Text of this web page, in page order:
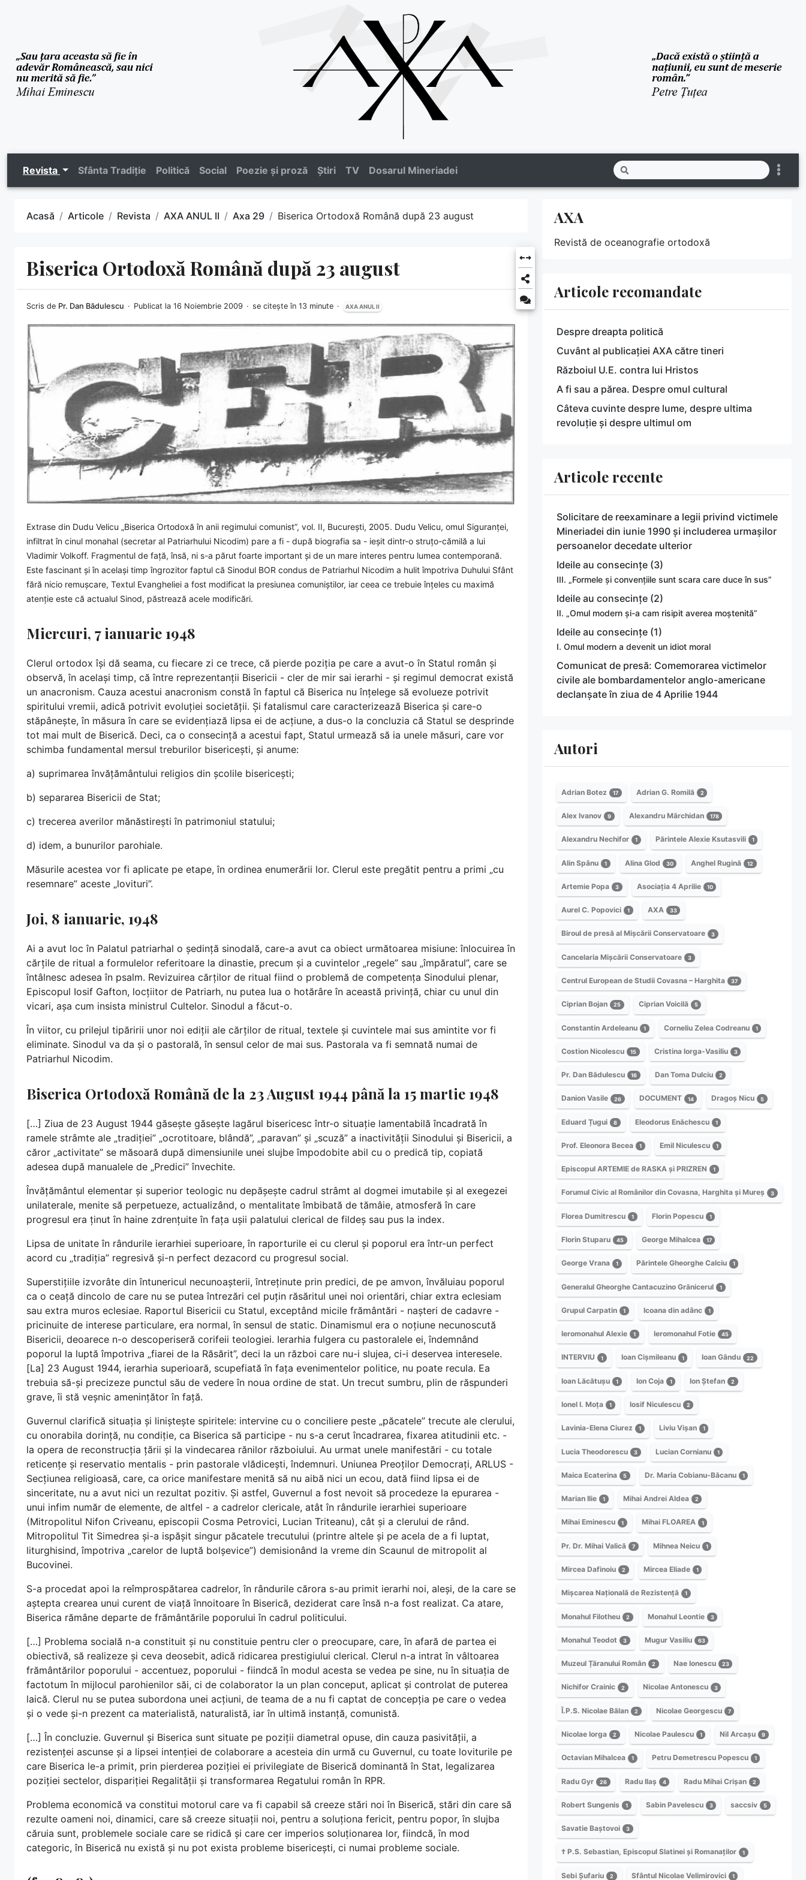
Revista Sfânta Tradiție Politică Social Poezie și proză Știri TV Dosarul Mineriadei
Acasă Articole Revista AXA ANUL II Axa 29 Biserica Ortodoxă Română după 23 august
Biserica Ortodoxă Română după 23 august
Scris de Pr. Dan Bădulescu Publicat la 16 Noiembrie 2009 se citește în 13 minute AXA ANUL II
Extrase din Dudu Velicu „Biserica Ortodoxă în anii regimului comunist”, vol. II, București, 2005. Dudu Velicu, omul Siguranței,
infiltrat în cinul monahal (secretar al Patriarhului Nicodim) pare a fi - după biografia sa - ieșit dintr-o struțo-cămilă a lui
Vladimir Volkoff. Fragmentul de față, însă, ni s-a părut foarte important și de un mare interes pentru lumea contemporană.
Este fascinant și în același timp îngrozitor faptul că Sinodul BOR condus de Patriarhul Nicodim a hulit împotriva Duhului Sfânt
fără nicio remușcare, Textul Evangheliei a fost modificat la presiunea comuniștilor, iar ceea ce trebuie înțeles cu maximă
atenție este că actualul Sinod, păstrează acele modificări.
Miercuri, 7 ianuarie 1948
Clerul ortodox își dă seama, cu fiecare zi ce trece, că pierde poziția pe care a avut-o în Statul român și
observă, în același timp, că între reprezentanții Bisericii - cler de mir sai ierarhi - și regimul democrat există
un anacronism. Cauza acestui anacronism constă în faptul că Biserica nu înțelege să evolueze potrivit
spiritului vremii, adică potrivit evoluției societății. Și fatalismul care caracterizează Biserica și care-o
stăpânește, în măsura în care se evidențiază lipsa ei de acțiune, a dus-o la concluzia că Statul se desprinde
tot mai mult de Biserică. Deci, ca o consecință a acestui fapt, Statul urmează să ia unele măsuri, care vor
schimba fundamental mersul treburilor bisericești, și anume:
a) suprimarea învățământului religios din școlile bisericești;
b) separarea Bisericii de Stat;
c) trecerea averilor mănăstirești în patrimoniul statului;
d) idem, a bunurilor parohiale.
Măsurile acestea vor fi aplicate pe etape, în ordinea enumerării lor. Clerul este pregătit pentru a primi „cu
resemnare” aceste „lovituri”.
Joi, 8 ianuarie, 1948
Ai a avut loc în Palatul patriarhal o ședință sinodală, care-a avut ca obiect următoarea misiune: înlocuirea în
cărțile de ritual a formulelor referitoare la dinastie, precum și a cuvintelor „regele” sau „împăratul”, care se
întâlnesc adesea în psalm. Revizuirea cărților de ritual fiind o problemă de competența Sinodului plenar,
Episcopul Iosif Gafton, locțiitor de Patriarh, nu putea lua o hotărâre în această privință, chiar cu unul din
vicari, așa cum insista ministrul Cultelor. Sinodul a făcut-o.
În viitor, cu prilejul tipăririi unor noi ediții ale cărților de ritual, textele și cuvintele mai sus amintite vor fi
eliminate. Sinodul va da și o pastorală, în sensul celor de mai sus. Pastorala va fi semnată numai de
Patriarhul Nicodim.
Biserica Ortodoxă Română de la 23 August 1944 până la 15 martie 1948
[…] Ziua de 23 August 1944 găsește găsește lagărul bisericesc într-o situație lamentabilă încadrată în
ramele strâmte ale „tradiției” „ocrotitoare, blândă”, „paravan” și „scuză” a inactivității Sinodului și Bisericii, a
căror „activitate” se măsoară după dimensiunile unei slujbe împodobite abil cu o predică tip, copiată
adesea după manualele de „Predici” învechite.
Învățământul elementar și superior teologic nu depășește cadrul strâmt al dogmei imutabile și al exegezei
unilaterale, menite să perpetueze, actualizând, o mentalitate îmbibată de tămâie, atmosferă în care
progresul era ținut în haine zdrențuite în fața ușii palatului clerical de fildeș sau pus la index.
Lipsa de unitate în rândurile ierarhiei superioare, în raporturile ei cu clerul și poporul era într-un perfect
acord cu „tradiția” regresivă și-n perfect dezacord cu progresul social.
Superstițiile izvorâte din întunericul necunoașterii, întreținute prin predici, de pe amvon, învăluiau poporul
ca o ceață dincolo de care nu se putea întrezări cel puțin răsăritul unei noi orientări, chiar extra eclesiam
sau extra muros eclesiae. Raportul Bisericii cu Statul, exceptând micile frământări - nașteri de cadavre -
pricinuite de interese particulare, era normal, în sensul de static. Dinamismul era o noțiune necunoscută
Bisericii, deoarece n-o descoperiseră corifeii teologiei. Ierarhia fulgera cu pastoralele ei, îndemnând
poporul la luptă împotriva „fiarei de la Răsărit”, deci la un război care nu-i slujea, ci-i deservea interesele.
[La] 23 August 1944, ierarhia superioară, scupefiată în fața evenimentelor politice, nu poate recula. Ea
trebuia să-și precizeze punctul său de vedere în noua ordine de stat. Un trecut sumbru, plin de răspunderi
grave, îi stă veșnic amenințător în față.
Guvernul clarifică situația și liniștește spiritele: intervine cu o conciliere peste „păcatele” trecute ale clerului,
cu onorabila dorință, nu condiție, ca Biserica să participe - nu s-a cerut încadrarea, fixarea atitudinii etc. -
la opera de reconstrucția țării și la vindecarea rănilor războiului. Au urmat unele manifestări - cu totale
reticențe și reservatio mentalis - prin pastorale vlădicești, îndemnuri. Uniunea Preoților Democrați, ARLUS -
Secțiunea religioasă, care, ca orice manifestare menită să nu aibă nici un ecou, dată fiind lipsa ei de
sinceritate, nu a avut nici un rezultat pozitiv. Și astfel, Guvernul a fost nevoit să procedeze la epurarea -
unui infim număr de elemente, de altfel - a cadrelor clericale, atât în rândurile ierarhiei superioare
(Mitropolitul Nifon Criveanu, episcopii Cosma Petrovici, Lucian Triteanu), cât și a clerului de rând.
Mitropolitul Tit Simedrea și-a ispășit singur păcatele trecutului (printre altele și pe acela de a fi luptat,
liturghisind, împotriva „carelor de luptă bolșevice”) demisionând la vreme din Scaunul de mitropolit al
Bucovinei.
S-a procedat apoi la reîmprospătarea cadrelor, în rândurile cărora s-au primit ierarhi noi, aleși, de la care se
aștepta crearea unui curent de viață înnoitoare în Biserică, deziderat care însă n-a fost realizat. Ca atare,
Biserica rămâne departe de frământările poporului în cadrul politicului.
[…] Problema socială n-a constituit și nu constituie pentru cler o preocupare, care, în afară de partea ei
obiectivă, să realizeze și ceva deosebit, adică ridicarea prestigiului clerical. Clerul n-a intrat în vâltoarea
frământărilor poporului - accentuez, poporului - fiindcă în modul acesta se vedea pe sine, nu în situația de
factotum în mijlocul parohienilor săi, ci de colaborator la un plan conceput, aplicat și controlat de puterea
laică. Clerul nu se putea subordona unei acțiuni, de teama de a nu fi captat de concepția pe care o vedea
și o vede și-n prezent ca materialistă, naturalistă, iar în ultimă instanță, comunistă.
[…] În concluzie. Guvernul și Biserica sunt situate pe poziții diametral opuse, din cauza pasivității, a
rezistenței ascunse și a lipsei intenției de colaborare a acesteia din urmă cu Guvernul, cu toate loviturile pe
care Biserica le-a primit, prin pierderea poziției ei privilegiate de Biserică dominantă în Stat, legalizarea
poziției sectelor, dispariției Regalității și transformarea Regatului român în RPR.
Problema economică va constitui motorul care va fi capabil să creeze stări noi în Biserică, stări din care să
rezulte oameni noi, dinamici, care să creeze situații noi, pentru a soluționa fericit, pentru popor, în slujba
căruia sunt, problemele sociale care se ridică și care cer imperios soluționarea lor, fiindcă, în mod
categoric, în Biserică nu există și nu pot exista probleme bisericești, ci numai probleme sociale.
AXA
Revistă de oceanografie ortodoxă
Articole recomandate
Despre dreapta politică
Cuvânt al publicației AXA către tineri
Războiul U.E. contra lui Hristos
A fi sau a părea. Despre omul cultural
Câteva cuvinte despre lume, despre ultima
revoluție și despre ultimul om
Articole recente
Solicitare de reexaminare a legii privind victimele
Mineriadei din iunie 1990 și includerea urmașilor
persoanelor decedate ulterior
Ideile au consecințe (3)
III. „Formele și convențiile sunt scara care duce în sus”
Ideile au consecințe (2)
II. „Omul modern și-a cam risipit averea moștenită”
Ideile au consecințe (1)
I. Omul modern a devenit un idiot moral
Comunicat de presă: Comemorarea victimelor
civile ale bombardamentelor anglo-americane
declanșate în ziua de 4 Aprilie 1944
Autori
Adrian Botez 17 Adrian G. Romilă 2
Alex Ivanov 9 Alexandru Mărchidan 178
Alexandru Nechifor 1 Părintele Alexie Ksutasvili 1
Alin Spânu 1 Alina Glod 30 Anghel Rugină 12
Artemie Popa 3 Asociația 4 Aprilie 10
Aurel C. Popovici 1 AXA 33
Biroul de presă al Mișcării Conservatoare 3
Cancelaria Mișcării Conservatoare 3
Centrul European de Studii Covasna – Harghita 37
Ciprian Bojan 25 Ciprian Voicilă 5
Constantin Ardeleanu 1 Corneliu Zelea Codreanu 1
Costion Nicolescu 15 Cristina Iorga-Vasiliu 3
Pr. Dan Bădulescu 16 Dan Toma Dulciu 2
Danion Vasile 26 DOCUMENT 14 Dragoș Nicu 5
Eduard Țugui 8 Eleodorus Enăchescu 1
Prof. Eleonora Becea 1 Emil Niculescu 1
Episcopul ARTEMIE de RASKA și PRIZREN 1
Forumul Civic al Românilor din Covasna, Harghita și Mureș 3
Florea Dumitrescu 1 Florin Popescu 1
Florin Stuparu 45 George Mihalcea 17
George Vrana 1 Părintele Gheorghe Calciu 1
Generalul Gheorghe Cantacuzino Grănicerul 1
Grupul Carpatin 1 Icoana din adânc 1
Ieromonahul Alexie 1 Ieromonahul Fotie 45
INTERVIU 1 Ioan Cișmileanu 1 Ioan Gându 22
Ioan Lăcătușu 1 Ion Coja 1 Ion Ștefan 2
Ionel I. Moța 1 Iosif Niculescu 2
Lavinia-Elena Ciurez 1 Liviu Vișan 1
Lucia Theodorescu 3 Lucian Cornianu 1
Maica Ecaterina 5 Dr. Maria Cobianu-Băcanu 1
Marian Ilie 1 Mihai Andrei Aldea 2
Mihai Eminescu 1 Mihai FLOAREA 1
Pr. Dr. Mihai Valică 7 Mihnea Neicu 1
Mircea Dafinoiu 2 Mircea Eliade 1
Mișcarea Națională de Rezistență 1
Monahul Filotheu 2 Monahul Leontie 3
Monahul Teodot 3 Mugur Vasiliu 63
Muzeul Țăranului Român 2 Nae Ionescu 23
Nichifor Crainic 2 Nicolae Antonescu 3
Î.P.S. Nicolae Bălan 2 Nicolae Georgescu 7
Nicolae Iorga 2 Nicolae Paulescu 1 Nil Arcașu 9
Octavian Mihalcea 1 Petru Demetrescu Popescu 1
Radu Gyr 26 Radu Ilaș 4 Radu Mihai Crișan 2
Robert Sungenis 1 Sabin Pavelescu 3 saccsiv 5
Savatie Baștovoi 3
† P.S. Sebastian, Episcopul Slatinei și Romanaților 1
Sebi Șufariu 2 Sfântul Nicolae Velimirovici 1